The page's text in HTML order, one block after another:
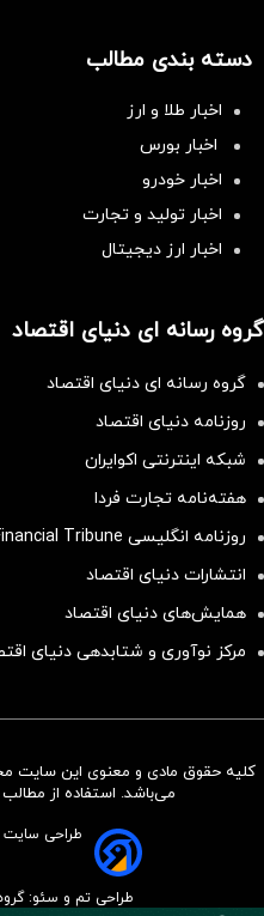
دسته بندی مطالب
اخبار طلا و ارز
اخبار بورس
اخبار خودرو
اخبار تولید و تجارت
اخبار ارز دیجیتال
گروه رسانه ای دنیای اقتصاد
گروه رسانه ای دنیای اقتصاد
روزنامه دنیای اقتصاد
شبکه اینترنتی اکوایران
هفته‌نامه تجارت فردا
روزنامه انگلیسی Financial Tribune
انتشارات دنیای اقتصاد
همایش‌های دنیای اقتصاد
مرکز نوآوری و شتابدهی دنیای
کلیه حقوق مادی و معنوی این سایت
می‌باشد. استفاده از مطالب
طراحی سایت
طراحی تم و سئو: